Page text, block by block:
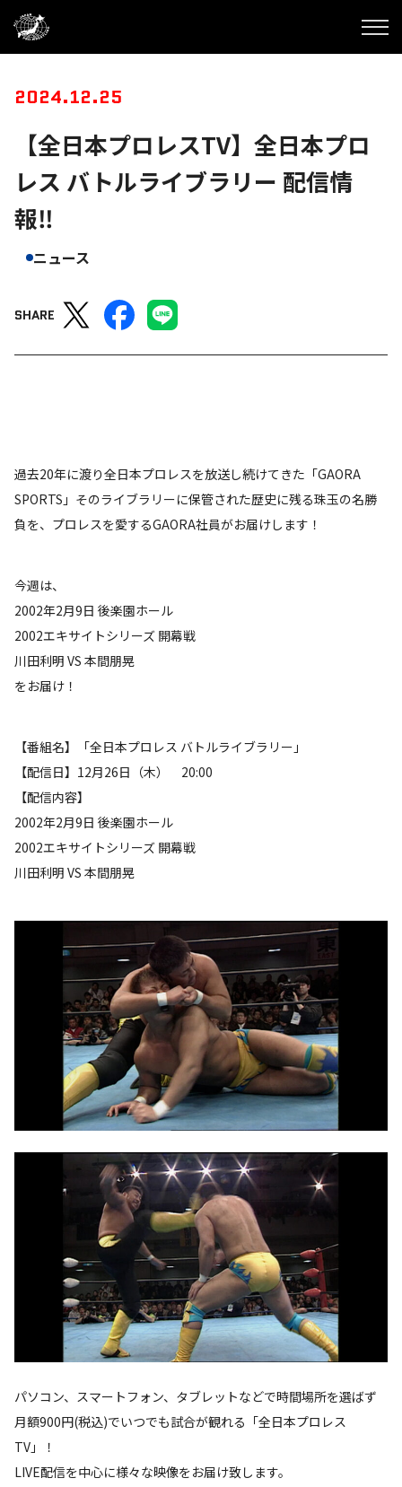
2024.12.25
【全日本プロレスTV】全日本プロ
レス バトルライブラリー 配信情
報‼
ニュース
SHARE
過去20年に渡り全日本プロレスを放送し続けてきた「GAORA
SPORTS」そのライブラリーに保管された歴史に残る珠玉の名勝
負を、プロレスを愛するGAORA社員がお届けします！
今週は、
2002年2月9日 後楽園ホール
2002エキサイトシリーズ 開幕戦
川田利明 VS 本間朋晃
をお届け！
【番組名】「全日本プロレス バトルライブラリー」
【配信日】12月26日（木） 20:00
【配信内容】
2002年2月9日 後楽園ホール
2002エキサイトシリーズ 開幕戦
川田利明 VS 本間朋晃
パソコン、スマートフォン、タブレットなどで時間場所を選ばず
月額900円(税込)でいつでも試合が観れる「全日本プロレス
TV」！
LIVE配信を中心に様々な映像をお届け致します。